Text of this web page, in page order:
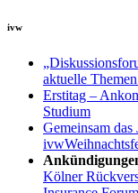
ivw
aktuelle
Erstitag –
Studium
Gemeinsam das
Kölner